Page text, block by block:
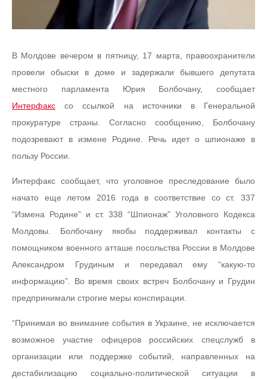
В Молдове вечером в пятницу, 17 марта, правоохранители
провели обыски в доме и задержали бывшего депутата
местного парламента Юрия Болбочану, сообщает
Интерфакс со ссылкой на источники в Генеральной
прокуратуре страны. Согласно сообщению, Болбочану
подозревают в измене Родине. Речь идет о шпионаже в
пользу России.
Интерфакс сообщает, что уголовное преследование было
начато еще летом 2016 года в соответствие со ст. 337
“Измена Родине” и ст. 338 “Шпионаж” Уголовного Кодекса
Молдовы. Болбочану якобы поддерживал контакты с
помощником военного атташе посольства России в Молдове
Александром Грудиным и передавал ему “какую-то
информацию”. Во время своих встреч Болбочану и Грудин
предпринимали строгие меры конспирации.
“Принимая во внимание события в Украине, не исключается
возможное участие офицеров российских спецслужб в
организации или поддержке событий, направленных на
дестабилизацию социально-политической ситуации в